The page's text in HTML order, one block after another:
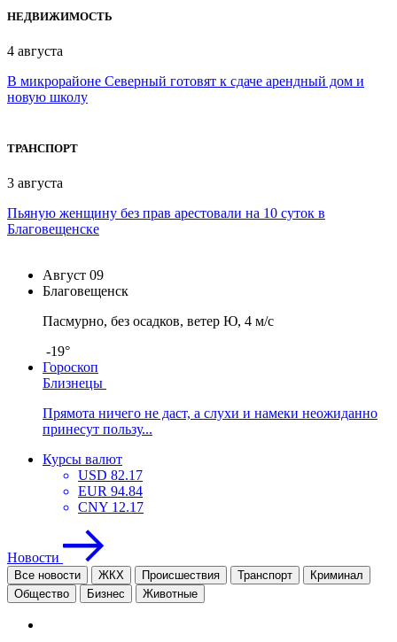
НЕДВИЖИМОСТЬ
4 августа
В микрорайоне Северный готовят к сдаче арендный дом и
новую школу
ТРАНСПОРТ
3 августа
Пьяную женщину без прав арестовали на 10 суток в
Благовещенске
Август 09
Благовещенск
Пасмурно, без осадков, ветер Ю, 4 м/с
-19°
Гороскоп
Близнецы
Прямота ничего не даст, а слухи и намеки неожиданно
принесут пользу...
Курсы валют
USD 82.17
EUR 94.84
CNY 12.17
Новости
Все новости ЖКХ Проиcшествия Транспорт
Криминал
Общество
Бизнес Животные